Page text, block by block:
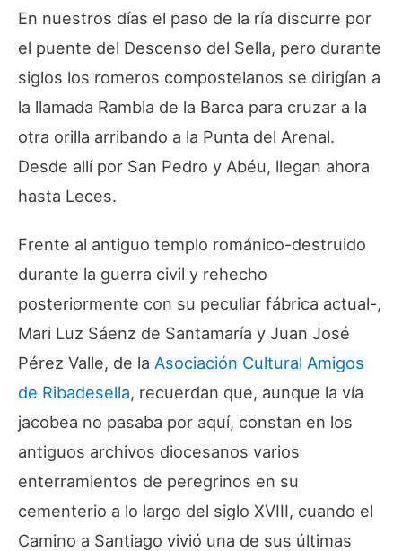
En nuestros días el paso de la ría discurre por
el puente del Descenso del Sella, pero durante
siglos los romeros compostelanos se dirigían a
la llamada Rambla de la Barca para cruzar a la
otra orilla arribando a la Punta del Arenal.
Desde allí por San Pedro y Abéu, llegan ahora
hasta Leces.
Frente al antiguo templo románico-destruido
durante la guerra civil y rehecho
posteriormente con su peculiar fábrica actual-,
Mari Luz Sáenz de Santamaría y Juan José
Pérez Valle, de la Asociación Cultural Amigos
de Ribadesella, recuerdan que, aunque la vía
jacobea no pasaba por aquí, constan en los
antiguos archivos diocesanos varios
enterramientos de peregrinos en su
cementerio a lo largo del siglo XVIII, cuando el
Camino a Santiago vivió una de sus últimas